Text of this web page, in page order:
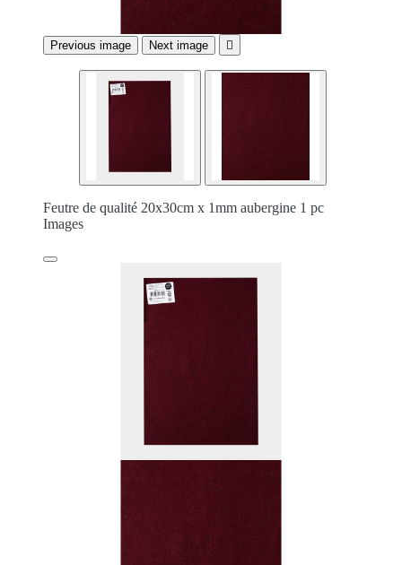
Previous image Next image 
Feutre de qualité 20x30cm x 1mm aubergine 1 pc
Images